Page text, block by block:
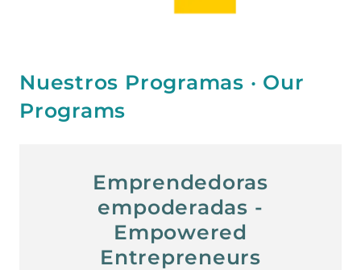
Nuestros Programas · Our
Programs
Emprendedoras
empoderadas -
Empowered
Entrepreneurs